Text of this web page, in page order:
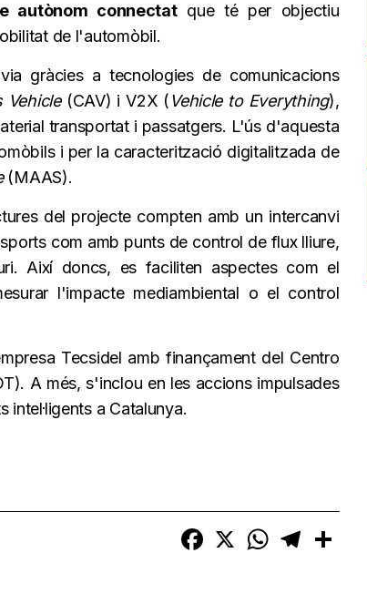
autònom connectatque té per objectiu
de l'automòbil.
gràcies a tecnologies de comunicacions
Vehicle(CAV) i V2X (Vehicle to Everything),
transportat i passatgers. L'ús d'aquesta
i per la caracterització digitalitzada de
(MAAS).
del projecte compten amb un intercanvi
com amb punts de control de flux lliure,
Així doncs, es faciliten aspectes com el
l'impacte mediambiental o el control
Tecsidel amb finançament del Centro
A més, s'inclou en les accions impulsades
intel·ligents a Catalunya.
Facebook
X WhatsAppTelegram